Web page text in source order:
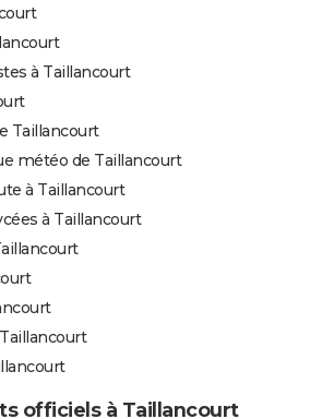
à Taillancourt
Taillancourt
météo de Taillancourt
à Taillancourt
à Taillancourt
officiels à Taillancourt